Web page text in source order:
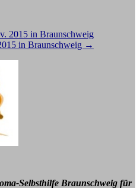
2015 in Braunschweig
in Braunschweig →
Selbsthilfe Braunschweig für